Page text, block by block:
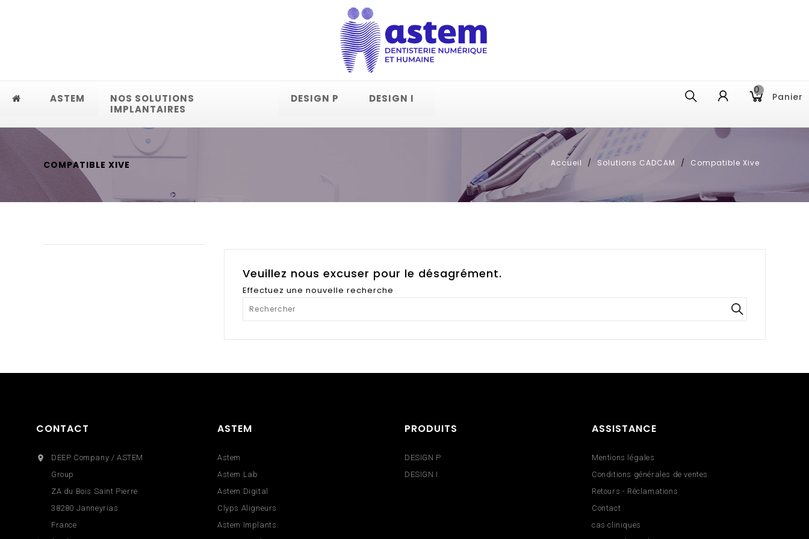
ASTEM
NOS SOLUTIONS
IMPLANTAIRES
DESIGN P DESIGN I Panier
0
COMPATIBLE XIVE Accueil Solutions CADCAM Compatible Xive
Veuillez nous excuser pour le désagrément.
Effectuez une nouvelle recherche
CONTACT

DEEP Company / ASTEM
Group
ZA du Bois Saint Pierre
38280 Janneyrias
France
ASTEM
Astem
Astem Lab
Astem Digital
Clyps Aligneurs
Astem Implants
PRODUITS
DESIGN P
DESIGN I
ASSISTANCE
Mentions légales
Conditions générales de ventes
Retours - Réclamations
Contact
cas cliniques